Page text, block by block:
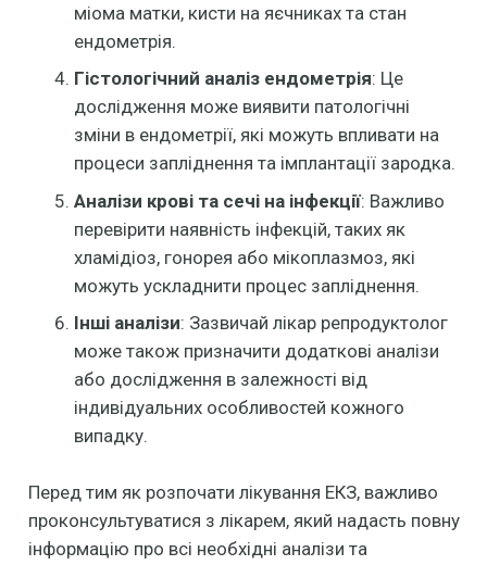
міома матки, кисти на яєчниках та стан
ендометрія.
Гістологічний аналіз ендометрія: Це
дослідження може виявити патологічні
зміни в ендометрії, які можуть впливати на
процеси запліднення та імплантації зародка.
Аналізи крові та сечі на інфекції: Важливо
перевірити наявність інфекцій, таких як
хламідіоз, гонорея або мікоплазмоз, які
можуть ускладнити процес запліднення.
Інші аналізи: Зазвичай лікар репродуктолог
може також призначити додаткові аналізи
або дослідження в залежності від
індивідуальних особливостей кожного
випадку.
Перед тим як розпочати лікування ЕКЗ, важливо
проконсультуватися з лікарем, який надасть повну
інформацію про всі необхідні аналізи та